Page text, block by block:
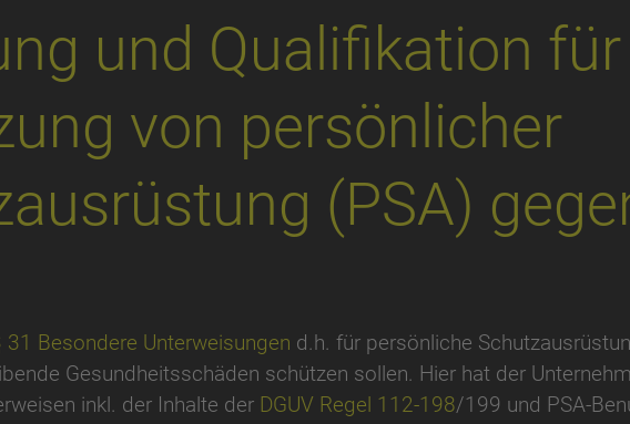
und Qualifikation
von persönlicher
(PSA)
31 Besondere Unterweisungen d.h. für persönliche
Gesundheitsschäden schützen sollen. Hier hat der
inkl. der Inhalte der DGUV Regel 112-198/199 und PSA-